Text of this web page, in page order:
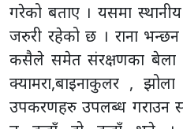
गरेको बताए । यसमा
जरुरी रहेको छ । राना भन्छन
कसैले समेत संरक्षणका बेला
क्यामरा,बाइनाकुलर ,
उपकरणहरु उपलब्ध गराउन